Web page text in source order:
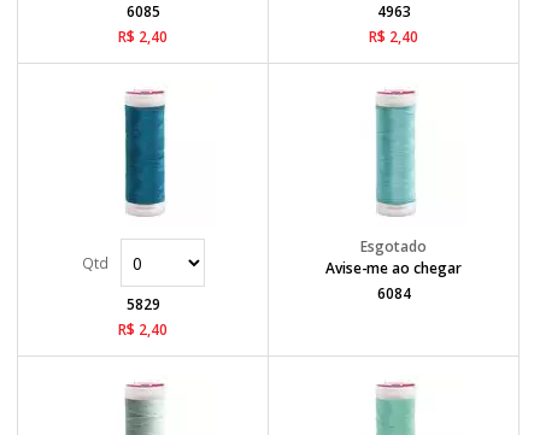
6085
R$ 2,40
4963
R$ 2,40
5829
R$ 2,40
Avise-me ao chegar
6084